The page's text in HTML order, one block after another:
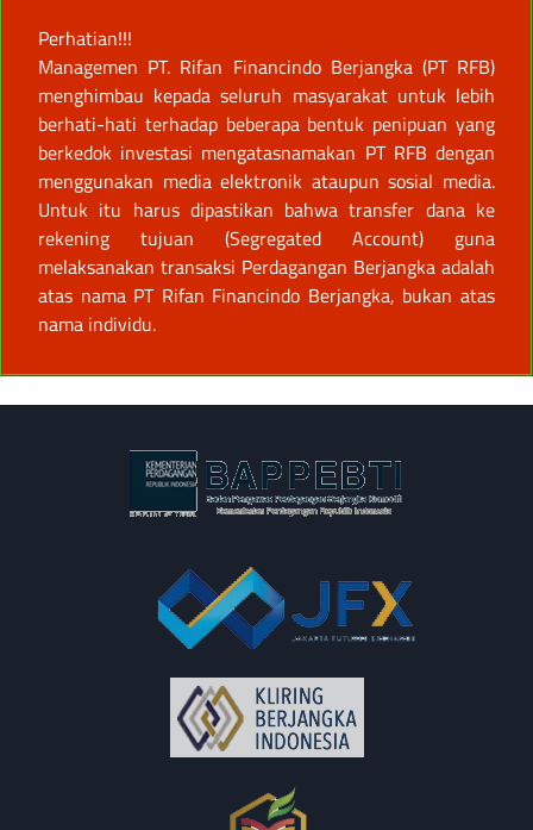
Perhatian!!!
Managemen PT. Rifan Financindo Berjangka (PT RFB)
menghimbau kepada seluruh masyarakat untuk lebih
berhati-hati terhadap beberapa bentuk penipuan yang
berkedok investasi mengatasnamakan PT RFB dengan
menggunakan media elektronik ataupun sosial media.
Untuk itu harus dipastikan bahwa transfer dana ke
rekening tujuan (Segregated Account) guna
melaksanakan transaksi Perdagangan Berjangka adalah
atas nama PT Rifan Financindo Berjangka, bukan atas
nama individu.